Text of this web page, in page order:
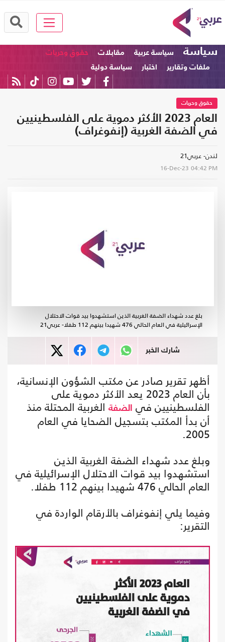
سياسة سياسة عربية مقابلات
حقوق وحريات
ملفات وتقارير
اختبار سياسة دولية
حقوق وحريات
العام 2023 الأكثر دموية على الفلسطينيين
في الضفة الغربية (إنفوغراف)
لندن- عربي21
16-Dec-23 04:42 PM
بلغ عدد شهداء الضفة الغربية الذين استشهدوا بيد قوات الاحتلال
الإسرائيلية في العام الحالي 476 شهيدا بينهم 112 طفلا- عربي21
شارك الخبر
أظهر تقرير صادر عن مكتب الشؤون الإنسانية،
بأن العام 2023 يعد الأكثر دموية على
الفلسطينيين في الضفة الغربية المحتلة منذ
أن بدأ المكتب بتسجيل الضحايا في العام
2005.
وبلغ عدد شهداء الضفة الغربية الذين
استشهدوا بيد قوات الاحتلال الإسرائيلية في
العام الحالي 476 شهيدا بينهم 112 طفلا.
وفيما يلي إنفوغراف بالأرقام الواردة في
التقرير: